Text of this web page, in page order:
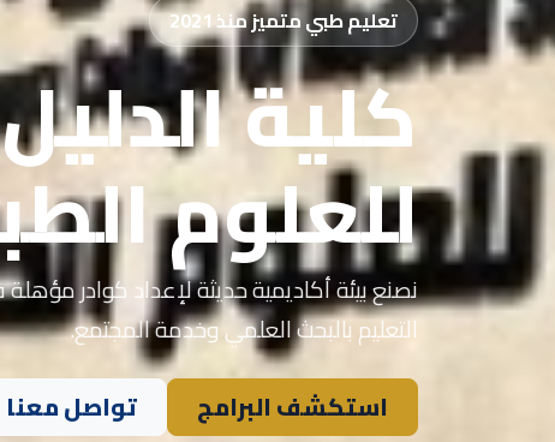
تعليم طبي متميز منذ 2021
كلية
للعلوم
نصنع بيئة أكاديمية حديثة لإعداد كوادر مؤهلة
التعليم بالبحث العلمي وخدمة المجتمع.
استكشف البرامج تواصل معنا